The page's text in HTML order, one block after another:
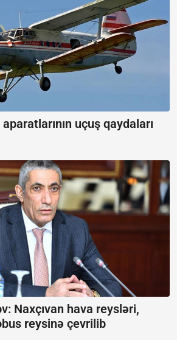
uçuş qaydaları
Naxçıvan hava reysləri,
reysinə çevrilib